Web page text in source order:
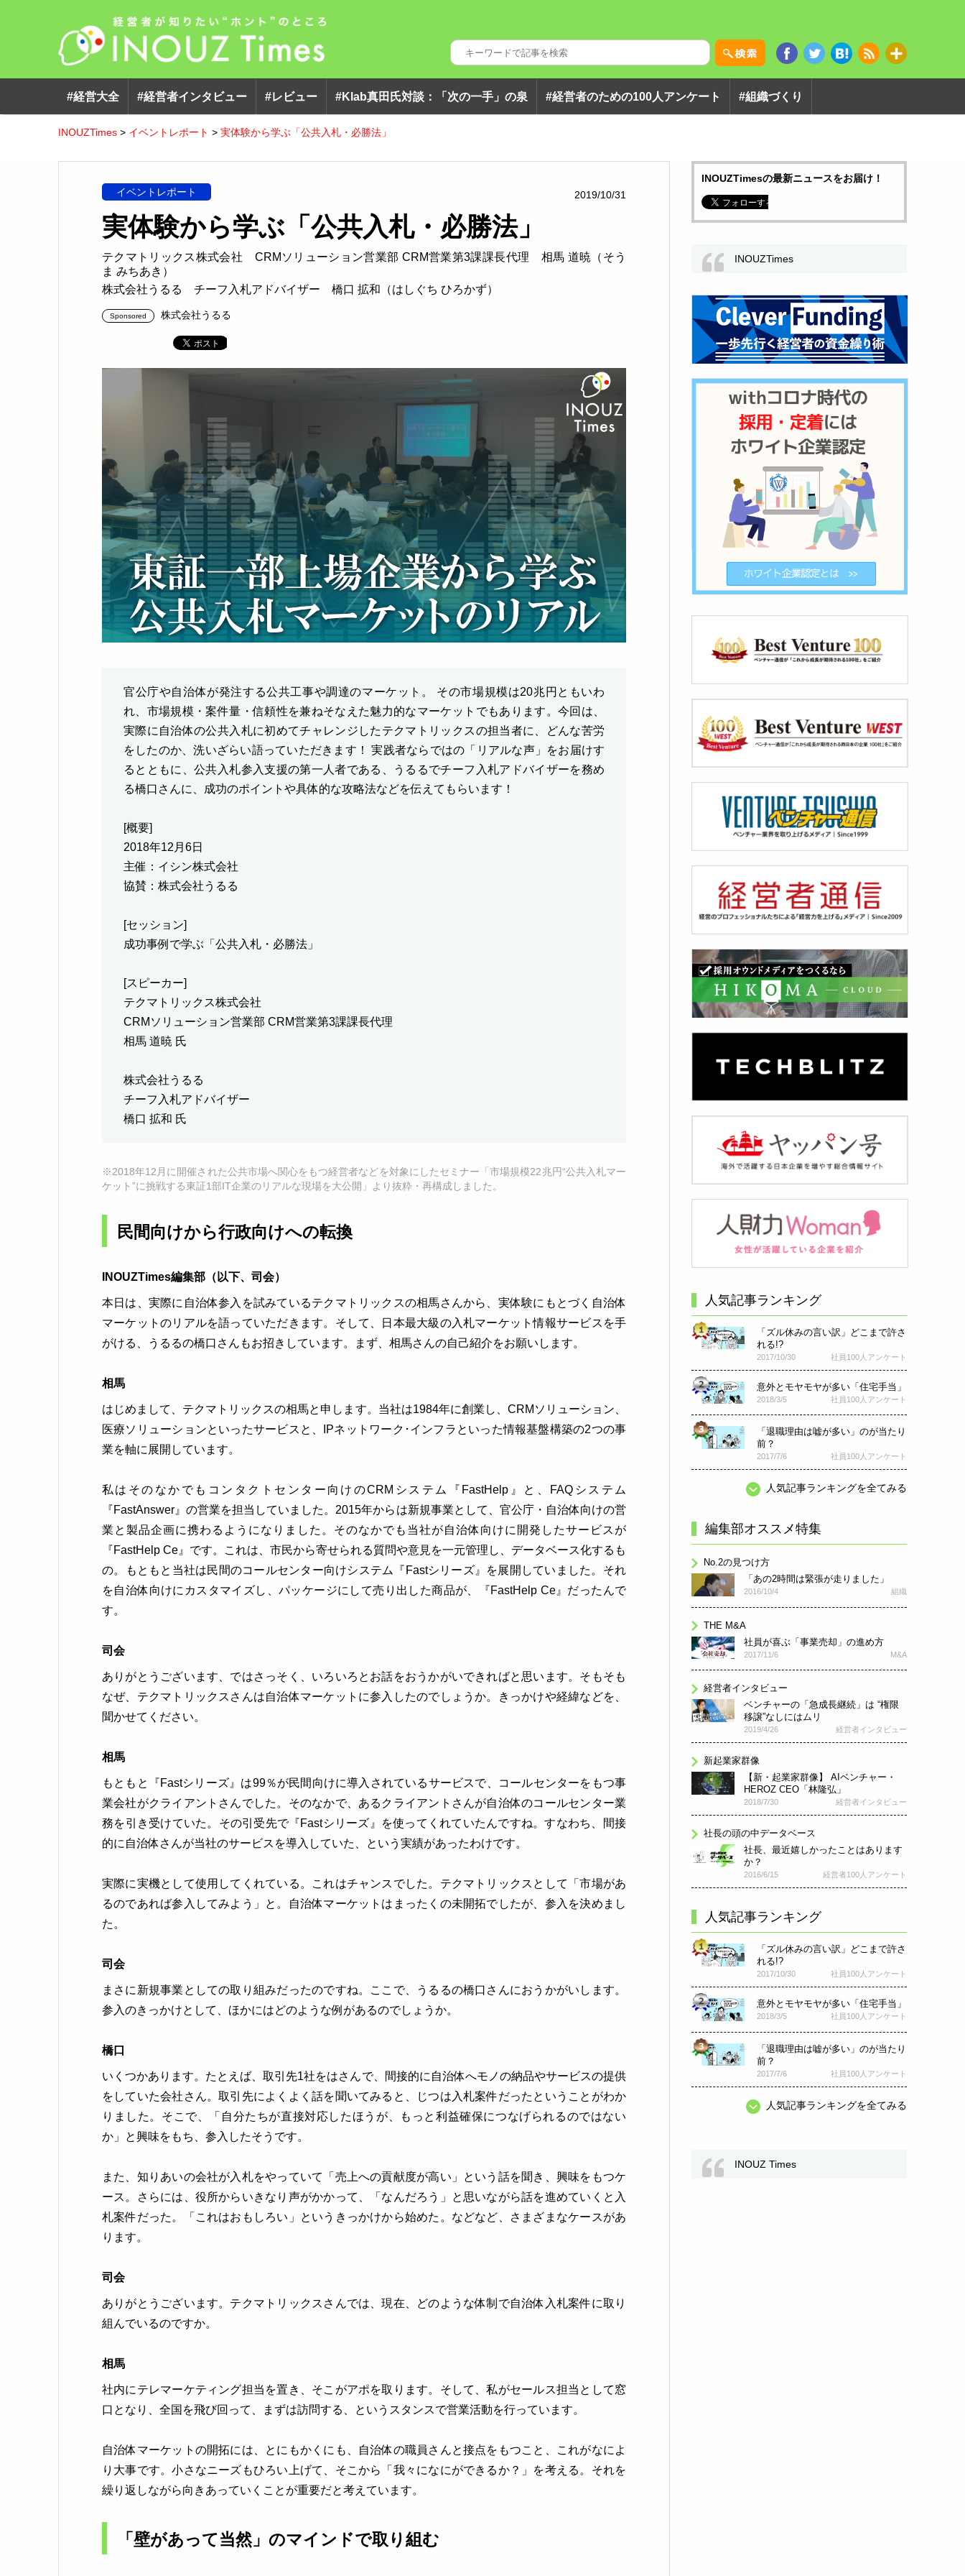
#経営大全 #経営者インタビュー #レビュー #klab真田氏対談：「次の一手」の泉 #経営者のための100人アンケート #組織づくり
INOUZTimes > イベントレポート > 実体験から学ぶ「公共入札・必勝法」
イベントレポート 2019/10/31
実体験から学ぶ「公共入札・必勝法」
テクマトリックス株式会社 CRMソリューション営業部 CRM営業第3課課長代理 相馬 道暁（そう
ま みちあき）
株式会社うるる チーフ入札アドバイザー 橋口 拡和（はしぐち ひろかず）
Sponsored 株式会社うるる
官公庁や自治体が発注する公共工事や調達のマーケット。 その市場規模は20兆円ともいわ
れ、市場規模・案件量・信頼性を兼ねそなえた魅力的なマーケットでもあります。今回は、
実際に自治体の公共入札に初めてチャレンジしたテクマトリックスの担当者に、どんな苦労
をしたのか、洗いざらい語っていただきます！ 実践者ならではの「リアルな声」をお届けす
るとともに、公共入札参入支援の第一人者である、うるるでチーフ入札アドバイザーを務め
る橋口さんに、成功のポイントや具体的な攻略法などを伝えてもらいます！
[概要]
2018年12月6日
主催：イシン株式会社
協賛：株式会社うるる
[セッション]
成功事例で学ぶ「公共入札・必勝法」
[スピーカー]
テクマトリックス株式会社
CRMソリューション営業部 CRM営業第3課課長代理
相馬 道暁 氏
株式会社うるる
チーフ入札アドバイザー
橋口 拡和 氏
※2018年12月に開催された公共市場へ関心をもつ経営者などを対象にしたセミナー「市場規模22兆円“公共入札マー
ケット”に挑戦する東証1部IT企業のリアルな現場を大公開」より抜粋・再構成しました。
民間向けから行政向けへの転換
INOUZTimes編集部（以下、司会）
本日は、実際に自治体参入を試みているテクマトリックスの相馬さんから、実体験にもとづく自治体
マーケットのリアルを語っていただきます。そして、日本最大級の入札マーケット情報サービスを手
がける、うるるの橋口さんもお招きしています。まず、相馬さんの自己紹介をお願いします。
相馬
はじめまして、テクマトリックスの相馬と申します。当社は1984年に創業し、CRMソリューション、
医療ソリューションといったサービスと、IPネットワーク･インフラといった情報基盤構築の2つの事
業を軸に展開しています。
私はそのなかでもコンタクトセンター向けのCRMシステム『FastHelp』と、FAQシステム
『FastAnswer』の営業を担当していました。2015年からは新規事業として、官公庁・自治体向けの営
業と製品企画に携わるようになりました。そのなかでも当社が自治体向けに開発したサービスが
『FastHelp Ce』です。これは、市民から寄せられる質問や意見を一元管理し、データベース化するも
の。もともと当社は民間のコールセンター向けシステム『Fastシリーズ』を展開していました。それ
を自治体向けにカスタマイズし、パッケージにして売り出した商品が、『FastHelp Ce』だったんで
す。
司会
ありがとうございます、ではさっそく、いろいろとお話をおうかがいできればと思います。そもそも
なぜ、テクマトリックスさんは自治体マーケットに参入したのでしょうか。きっかけや経緯などを、
聞かせてください。
相馬
もともと『Fastシリーズ』は99％が民間向けに導入されているサービスで、コールセンターをもつ事
業会社がクライアントさんでした。そのなかで、あるクライアントさんが自治体のコールセンター業
務を引き受けていた。その引受先で『Fastシリーズ』を使ってくれていたんですね。すなわち、間接
的に自治体さんが当社のサービスを導入していた、という実績があったわけです。
実際に実機として使用してくれている。これはチャンスでした。テクマトリックスとして「市場があ
るのであれば参入してみよう」と。自治体マーケットはまったくの未開拓でしたが、参入を決めまし
た。
司会
まさに新規事業としての取り組みだったのですね。ここで、うるるの橋口さんにおうかがいします。
参入のきっかけとして、ほかにはどのような例があるのでしょうか。
橋口
いくつかあります。たとえば、取引先1社をはさんで、間接的に自治体へモノの納品やサービスの提供
をしていた会社さん。取引先によくよく話を聞いてみると、じつは入札案件だったということがわか
りました。そこで、「自分たちが直接対応したほうが、もっと利益確保につなげられるのではない
か」と興味をもち、参入したそうです。
また、知りあいの会社が入札をやっていて「売上への貢献度が高い」という話を聞き、興味をもつケ
ース。さらには、役所からいきなり声がかかって、「なんだろう」と思いながら話を進めていくと入
札案件だった。「これはおもしろい」というきっかけから始めた。などなど、さまざまなケースがあ
ります。
司会
ありがとうございます。テクマトリックスさんでは、現在、どのような体制で自治体入札案件に取り
組んでいるのですか。
相馬
社内にテレマーケティング担当を置き、そこがアポを取ります。そして、私がセールス担当として窓
口となり、全国を飛び回って、まずは訪問する、というスタンスで営業活動を行っています。
自治体マーケットの開拓には、とにもかくにも、自治体の職員さんと接点をもつこと、これがなによ
り大事です。小さなニーズもひろい上げて、そこから「我々になにができるか？」を考える。それを
繰り返しながら向きあっていくことが重要だと考えています。
「壁があって当然」のマインドで取り組む
INOUZTimesの最新ニュースをお届け！
INOUZTimes
人気記事ランキング
「ズル休みの言い訳」どこまで許さ
れる!?
2017/10/30 社員100人アンケート
意外とモヤモヤが多い「住宅手当」
2018/3/5 社員100人アンケート
「退職理由は嘘が多い」のが当たり
前？
2017/7/6 社員100人アンケート
人気記事ランキングを全てみる
編集部オススメ特集
No.2の見つけ方
「あの2時間は緊張が走りました」
2016/10/4 組織
THE M&A
社員が喜ぶ「事業売却」の進め方
2017/11/6 M&A
経営者インタビュー
ベンチャーの「急成長継続」は “権限
移譲”なしにはムリ
2019/4/26 経営者インタビュー
新起業家群像
【新・起業家群像】 AIベンチャー・
HEROZ CEO「林隆弘」
2018/7/30 経営者インタビュー
社長の頭の中データベース
社長、最近嬉しかったことはあります
か？
2016/6/15 経営者100人アンケート
人気記事ランキング
「ズル休みの言い訳」どこまで許さ
れる!?
2017/10/30 社員100人アンケート
意外とモヤモヤが多い「住宅手当」
2018/3/5 社員100人アンケート
「退職理由は嘘が多い」のが当たり
前？
2017/7/6 社員100人アンケート
人気記事ランキングを全てみる
INOUZ Times